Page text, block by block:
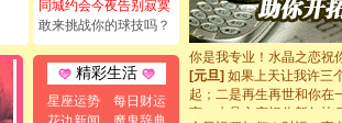
同城约会今夜告别寂寞
敢来挑战你的球技吗？
精彩生活
星座运势
每日财运
[元旦]看到你我会触电；
断电。爱你是我职业，想
你是我专业！水晶之恋祝
[元旦]如果上天让我许三
起；二是再生再世和你在
离。水晶之恋祝你新年快乐